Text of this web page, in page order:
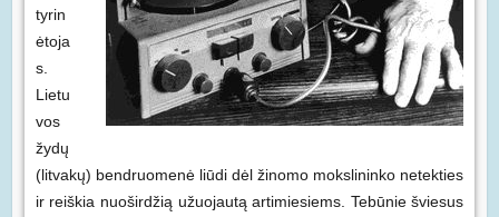
tyrin
ėtoja
s.
Lietu
vos
žydų
(litvakų) bendruomenė liūdi dėl žinomo mokslininko netekties
ir reiškia nuoširdžią užuojautą artimiesiems. Tebūnie šviesus